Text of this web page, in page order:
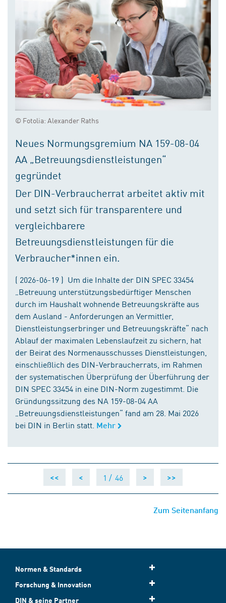
© Fotolia: Alexander Raths
Neues Normungsgremium NA 159-08-04
AA „Betreuungsdienstleistungen“
gegründet
Der DIN-Verbraucherrat arbeitet aktiv mit
und setzt sich für transparentere und
vergleichbarere
Betreuungsdienstleistungen für die
Verbraucher*innen ein.
( 2026-06-19 ) Um die Inhalte der DIN SPEC 33454
„Betreuung unterstützungsbedürftiger Menschen
durch im Haushalt wohnende Betreuungskräfte aus
dem Ausland - Anforderungen an Vermittler,
Dienstleistungserbringer und Betreuungskräfte“ nach
Ablauf der maximalen Lebenslaufzeit zu sichern, hat
der Beirat des Normenausschusses Dienstleistungen,
einschließlich des DIN-Verbraucherrats, im Rahmen
der systematischen Überprüfung der Überführung der
DIN SPEC 33454 in eine DIN-Norm zugestimmt. Die
Gründungssitzung des NA 159-08-04 AA
„Betreuungsdienstleistungen“ fand am 28. Mai 2026
bei DIN in Berlin statt. Mehr
<< < 1 / 46 > >>
Zum Seitenanfang
Normen & Standards
Forschung & Innovation
DIN & seine Partner